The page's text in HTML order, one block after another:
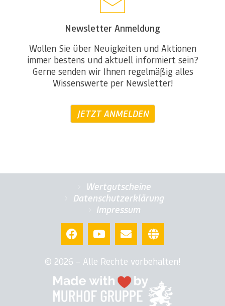
Newsletter Anmeldung
Wollen Sie über Neuigkeiten und Aktionen
immer bestens und aktuell informiert sein?
Gerne senden wir Ihnen regelmäßig alles
Wissenswerte per Newsletter!
JETZT ANMELDEN
Wertgutscheine
Datenschutzerklärung
Impressum
© 2026 – Alle Rechte vorbehalten!